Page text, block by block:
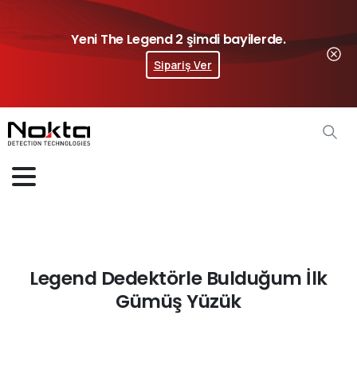
Yeni The Legend 2 şimdi bayilerde.
Sipariş Ver
Legend Dedektörle Bulduğum İlk
Gümüş Yüzük